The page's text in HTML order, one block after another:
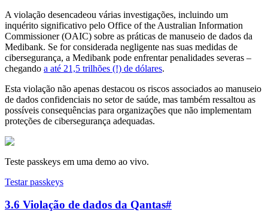
A violação desencadeou várias investigações, incluindo um
inquérito significativo pelo Office of the Australian Information
Commissioner (OAIC) sobre as práticas de manuseio de dados da
Medibank. Se for considerada negligente nas suas medidas de
cibersegurança, a Medibank pode enfrentar penalidades severas –
chegando a até 21,5 trilhões (!) de dólares.
Esta violação não apenas destacou os riscos associados ao manuseio
de dados confidenciais no setor de saúde, mas também ressaltou as
possíveis consequências para organizações que não implementam
proteções de cibersegurança adequadas.
Teste passkeys em uma demo ao vivo.
Testar passkeys
3.6 Violação de dados da Qantas#